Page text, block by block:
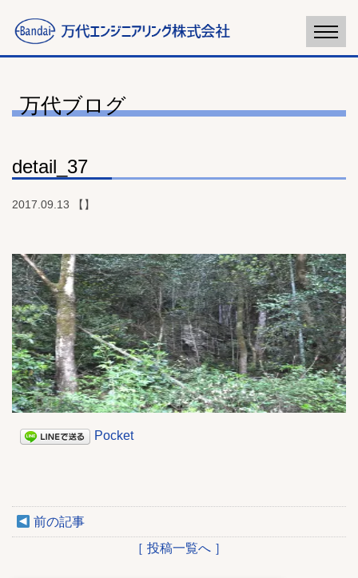
万代ブログ
detail_37
2017.09.13 【】
Pocket
前の記事
［ 投稿一覧へ ］